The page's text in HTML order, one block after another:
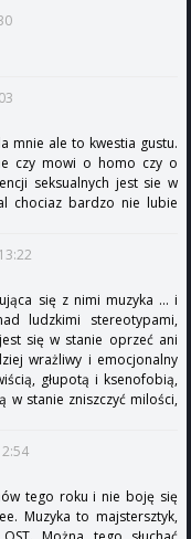
mnie ale to kwestia gustu.
czy mowi o homo czy o
seksualnych jest sie w
chociaz bardzo nie lubie
się z nimi muzyka ... i
ludzkimi stereotypami,
się w stanie oprzeć ani
wrażliwy i emocjonalny
głupotą i ksenofobią,
w stanie zniszczyć milości,
tego roku i nie boję się
Muzyka to majstersztyk,